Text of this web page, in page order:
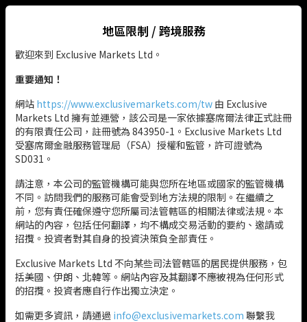
地區限制 / 跨境服務
歡迎來到 Exclusive Markets Ltd。
重要通知！
網站 https://www.exclusivemarkets.com/tw 由 Exclusive
Markets Ltd 擁有並運營，該公司是一家依據塞席爾法律正式註冊
的有限責任公司，註冊號為 843950-1。Exclusive Markets Ltd
受塞席爾金融服務管理局（FSA）授權和監管，許可證號為
SD031。
請注意，本公司的監管機構可能與您所在地區或國家的監管機構
不同。訪問我們的服務可能會受到地方法規的限制。在繼續之
前，您有責任確保遵守您所屬司法管轄區的相關法律或法規。本
網站的內容，包括任何翻譯，均不構成交易活動的要約、邀請或
招攬。投資者對其自身的投資決策負全部責任。
Exclusive Markets Ltd 不向某些司法管轄區的居民提供服務，包
括美國、伊朗、北韓等。網站內容及其翻譯不應被視為任何形式
的招攬。投資者應自行作出獨立決定。
如需更多資訊，請通過 info@exclusivemarkets.com 聯繫我